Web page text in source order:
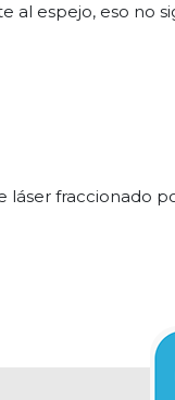
al espejo, eso no
láser fraccionado